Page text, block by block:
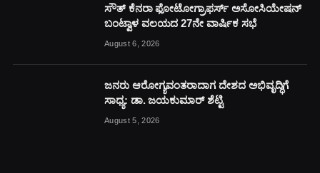
ಸೌತ್ ಕೆನರಾ ಫೋಟೋಗ್ರಾಫರ್ಸ್ ಅಸೋಸಿಯೇಷನ್
ಬಂಟ್ವಾಳ ವಲಯದ 27ನೇ ವಾರ್ಷಿಕ ಸಭೆ
August 6, 2026
ಜನರು ಆರೋಗ್ಯವಂತರಾದಾಗ ದೇಶದ ಅಭಿವೃದ್ಧಿಗೆ
ಸಾಧ್ಯ: ಡಾ. ಜಯಕುಮಾರ್ ಶೆಟ್ಟಿ
August 5, 2026